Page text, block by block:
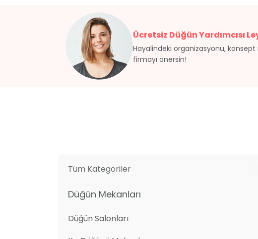
Ücretsiz Düğün Yardımcısı
Hayalindeki organizasyonu,
firmayı önersin!
Tüm Kategoriler
Düğün Mekanları
Düğün Salonları